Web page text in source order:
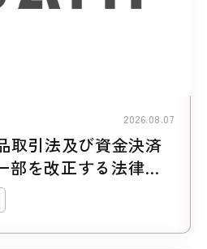
2026.08.07
引法及び資金決済
部を改正する法律案
「暗号資産に係る規